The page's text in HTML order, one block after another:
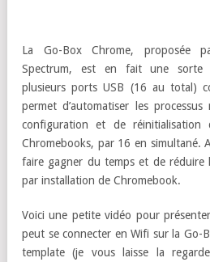
La Go-Box Chrome, proposée
Spectrum, est en fait une sorte
plusieurs ports USB (16 au total)
permet d’automatiser les
configuration et de réinitialisation
Chromebooks, par 16 en simultané.
faire gagner du temps et de
par installation de Chromebook.
Voici une petite vidéo pour
peut se connecter en Wifi sur la Go-
template (je vous laisse la